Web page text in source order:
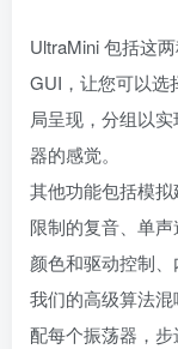
UltraMini 包括这
GUI，让您可以选
局呈现，分组以
器的感觉。
其他功能包括模
限制的复音、单声
颜色和驱动控制、
我们的高级算法
配每个振荡器，